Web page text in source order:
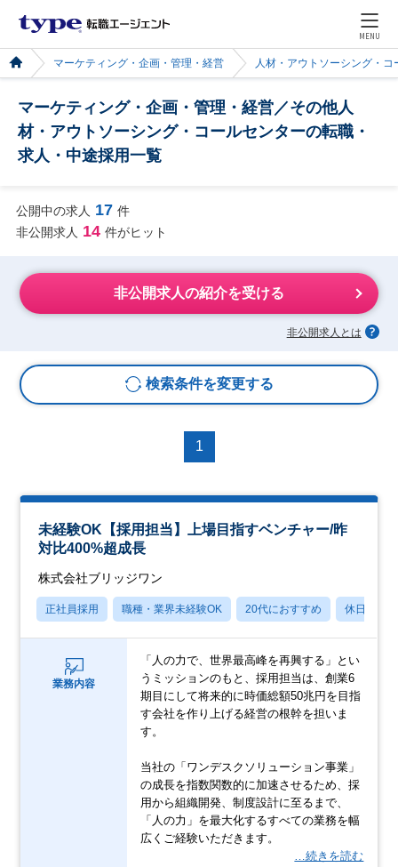
MENU
マーケティング・企画・管理・経営 人材・アウトソーシング・コ
マーケティング・企画・管理・経営／その他人
材・アウトソーシング・コールセンターの転職・
求人・中途採用一覧
公開中の求人 17 件
非公開求人 14 件がヒット
非公開求人の紹介を受ける
非公開求人とは
検索条件を変更する
1
未経験OK【採用担当】上場目指すベンチャー/昨
対比400%超成長
株式会社ブリッジワン
正社員採用 職種・業界未経験OK 20代におすすめ 休日120日
業務内容
「人の力で、世界最高峰を再興する」とい
うミッションのもと、採用担当は、創業6
期目にして将来的に時価総額50兆円を目指
す会社を作り上げる経営の根幹を担いま
す。
当社の「ワンデスクソリューション事業」
の成長を指数関数的に加速させるため、採
用から組織開発、制度設計に至るまで、
「人の力」を最大化するすべての業務を幅
広くご経験いただきます。
…続きを読む